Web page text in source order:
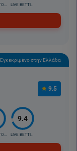
ΕΙΔΙΚΑ ΣΤΟΙΧ. LIVE BETTING
Εγκεκριμένο στην Ελλάδα
9.5
ΕΙΔΙΚΑ ΣΤΟΙΧ.
9.4
LIVE BETTING